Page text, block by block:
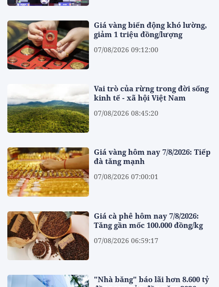
Giá vàng biến động khó lường,
giảm 1 triệu đồng/lượng
07/08/2026 09:12:00
Vai trò của rừng trong đời sống
kinh tế - xã hội Việt Nam
07/08/2026 08:45:20
Giá vàng hôm nay 7/8/2026: Tiếp
đà tăng mạnh
07/08/2026 07:00:01
Giá cà phê hôm nay 7/8/2026:
Tăng gần mốc 100.000 đồng/kg
07/08/2026 06:59:17
"Nhà băng" báo lãi hơn 8.600 tỷ